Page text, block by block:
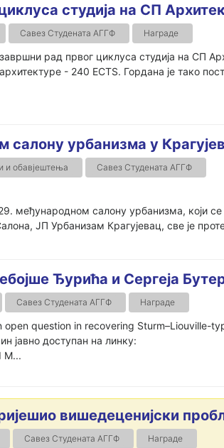
студија на СП
Савез Студената АГГФ Награде
рад првог циклуса студија на СП
- 240 ECTS. Гордана је тако
урбанизма у
и обавјештења
Савез Студената АГГФ
међународном салону урбанизма, који се
ЈП Урбанизам Крагујевац, све је
Ђурића и Сергеја
Савез Студената АГГФ Награде
open question in recovering Sturm–Liouville-
јавно доступан на линку:
M...
вишедеценијски
Савез Студената АГГФ Награде